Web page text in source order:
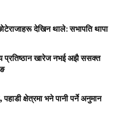
देखिन थाले: सभापति थापा
प्रतिष्ठान खारेज नभई अझै ससक्त
क्षेत्रमा भने पानी पर्ने अनुमान